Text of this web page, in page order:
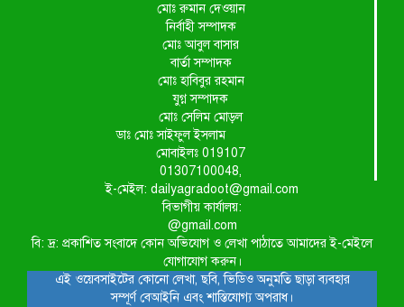
মোঃ রুমান দেওয়ান
নির্বাহী সম্পাদক
মোঃ আবুল বাসার
বার্তা সম্পাদক
মোঃ হাবিবুর রহমান
যুগ্ন সম্পাদক
মোঃ সেলিম মোড়ল
ডাঃ মোঃ সাইফুল ইসলাম
মোবাইলঃ 019107
01307100048,
ই-মেইল: dailyagradoot@gmail.com
বিভাগীয় কার্যালয়:
@gmail.com
বি: দ্র: প্রকাশিত সংবাদে কোন অভিযোগ ও লেখা পাঠাতে আমাদের ই-মেইলে
যোগাযোগ করুন।
এই ওয়েবসাইটের কোনো লেখা, ছবি, ভিডিও অনুমতি ছাড়া ব্যবহার
সম্পূর্ণ বেআইনি এবং শাস্তিযোগ্য অপরাধ।